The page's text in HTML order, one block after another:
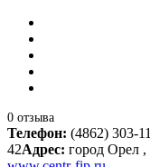
0 отзыва
Телефон: (4862) 303-
42Адрес: город Орел